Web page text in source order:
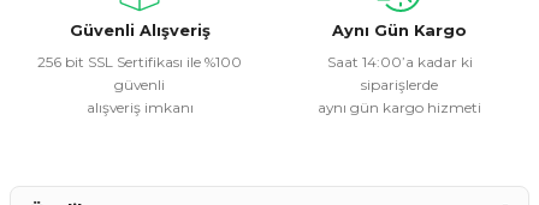
Bu ürüne benzer farklı alternatifler olmalı.
Güvenli Alışveriş
256 bit SSL Sertifikası ile %100
güvenli
alışveriş imkanı
Aynı Gün Kargo
Saat 14:00’a kadar ki
siparişlerde
aynı gün kargo hizmeti